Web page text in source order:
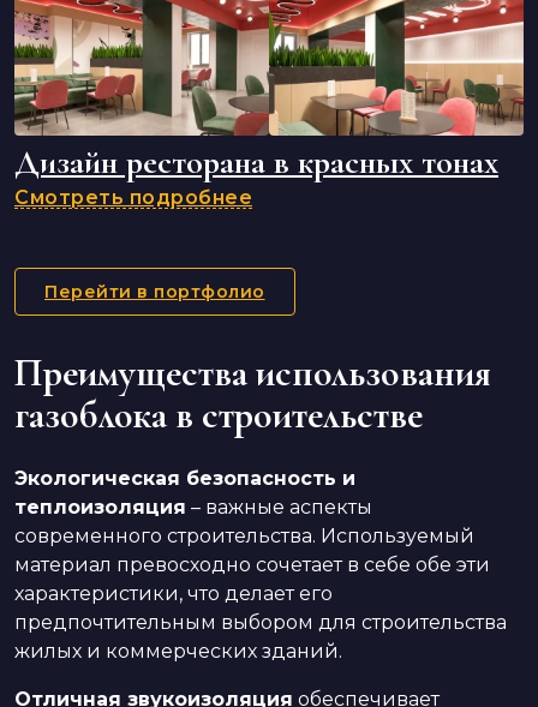
Дизайн ресторана в красных тонах
Смотреть подробнее
Перейти в портфолио
Преимущества использования
газоблока в строительстве
Экологическая безопасность и
теплоизоляция – важные аспекты
современного строительства. Используемый
материал превосходно сочетает в себе обе эти
характеристики, что делает его
предпочтительным выбором для строительства
жилых и коммерческих зданий.
Отличная звукоизоляция обеспечивает